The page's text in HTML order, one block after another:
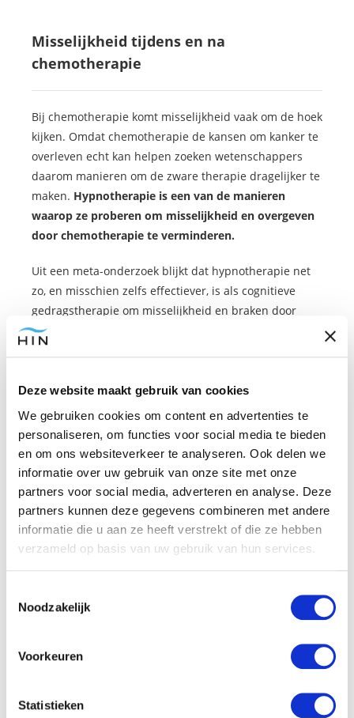
Deze website maakt gebruik van cookies
We gebruiken cookies om content en advertenties te
personaliseren, om functies voor social media te bieden
en om ons websiteverkeer te analyseren. Ook delen we
informatie over uw gebruik van onze site met onze
partners voor social media, adverteren en analyse. Deze
partners kunnen deze gegevens combineren met andere
informatie die u aan ze heeft verstrekt of die ze hebben
verzameld op basis van uw gebruik van hun services.
Noodzakelijk
Voorkeuren
Statistieken
Misselijkheid tijdens en na
chemotherapie
Bij chemotherapie komt misselijkheid vaak om de hoek
kijken. Omdat chemotherapie de kansen om kanker te
overleven echt kan helpen zoeken wetenschappers
daarom manieren om de zware therapie dragelijker te
maken. Hypnotherapie is een van de manieren
waarop ze proberen om misselijkheid en overgeven
door chemotherapie te verminderen.
Uit een meta-onderzoek blijkt dat hypnotherapie net
zo, en misschien zelfs effectiever, is als cognitieve
gedragstherapie om misselijkheid en braken door
chemo te verminderen. In dit meta-onderzoek is ook
speciaal gekeken naar kinderen die een
kinderen met hypnotherapie significant minder last
hadden van misselijkheid dan kinderen die geen
hypnotherapie hadden gekregen.Ook bij
volwassenen is het verschil tussen patiënten die wel
en die geen hypnotherapie kregen tegen de
misselijkheid significant lager bij hypnotherapie, maar
dit verschil was minder groot dan bij de kinderen.
De onderzoekers geven daarom aan dat vooral bij
uitvoerbaarheid van hypnotherapie.
onderbewuste bepaalde
kunt worden. Ongeveer 10 tot 25 procent van de